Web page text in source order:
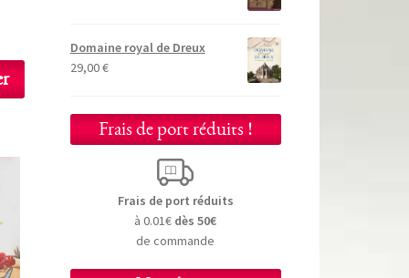
Domaine royal de Dreux
29,00€
Frais de port réduits !
Frais de port réduits
à 0.01€ dès 50€
de commande